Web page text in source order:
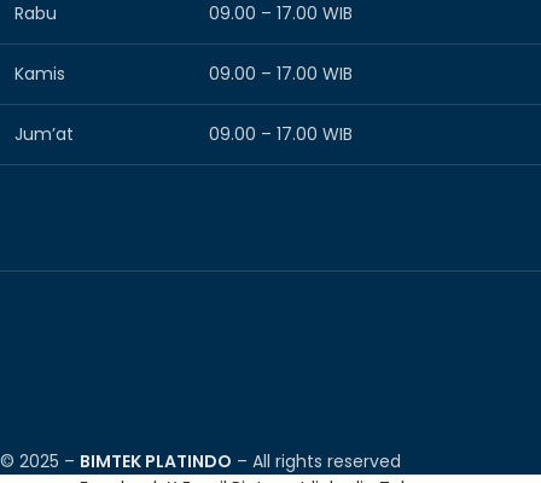
Rabu 09.00 – 17.00 WIB
Kamis 09.00 – 17.00 WIB
Jum’at 09.00 – 17.00 WIB
© 2025 – BIMTEK PLATINDO – All rights reserved